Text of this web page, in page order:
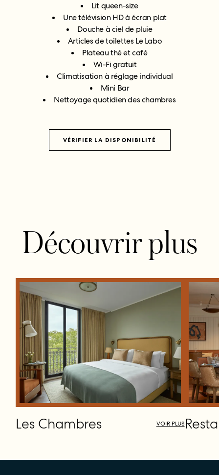
Lit queen-size
Une télévision HD à écran plat
Douche à ciel de pluie
Articles de toilettes Le Labo
Plateau thé et café
Wi-Fi gratuit
Climatisation à réglage individual
Mini Bar
Nettoyage quotidien des chambres
VÉRIFIER LA DISPONIBILITÉ
Découvrir plus
Les Chambres VOIR PLUS